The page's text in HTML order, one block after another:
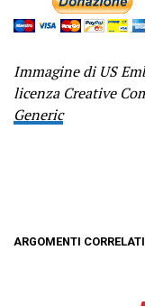
Immagine di US
licenza Creative
Generic
ARGOMENTI